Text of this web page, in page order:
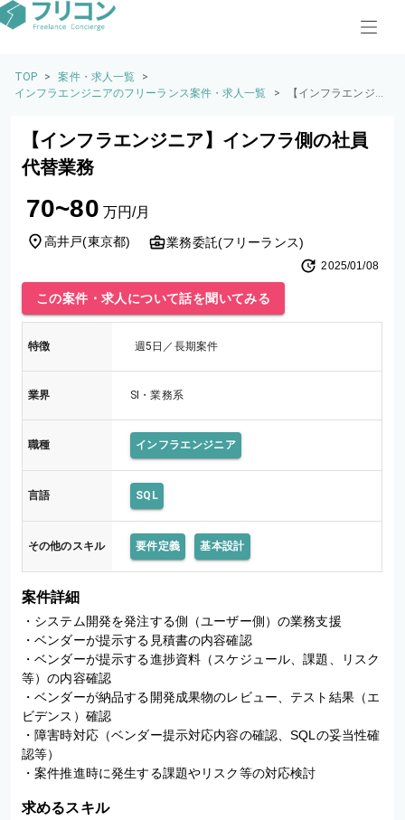
TOP > 案件・求人一覧
>
インフラエンジニアのフリーランス案件・求人一覧
>
【インフラエンジニ
【インフラエンジニア】インフラ側の社員
代替業務
70~80 万円/月
高井戸(東京都) 業務委託(フリーランス)
2025/01/08
この案件・求人について話を聞いてみる
特徴 週5日／長期案件
業界 SI・業務系
職種 インフラエンジニア
言語 SQL
その他のスキル 要件定義 基本設計
案件詳細
・システム開発を発注する側（ユーザー側）の業務支援
・ベンダーが提示する見積書の内容確認
・ベンダーが提示する進捗資料（スケジュール、課題、リスク
等）の内容確認
・ベンダーが納品する開発成果物のレビュー、テスト結果（エ
ビデンス）確認
・障害時対応（ベンダー提示対応内容の確認、SQLの妥当性確
認等）
・案件推進時に発生する課題やリスク等の対応検討
求めるスキル